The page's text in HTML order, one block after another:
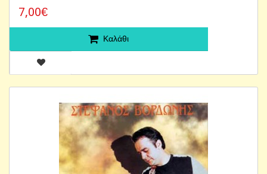
7,00€
Καλάθι